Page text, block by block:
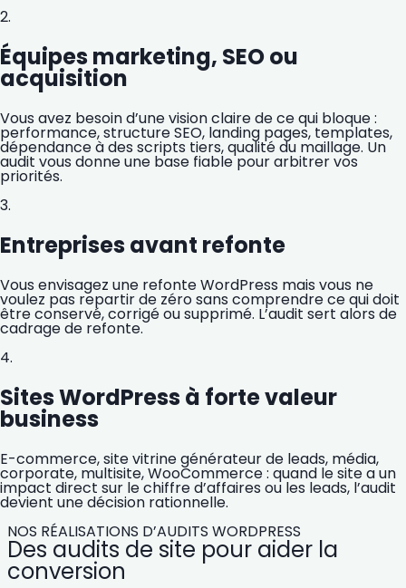
2.
Équipes marketing, SEO ou
acquisition
Vous avez besoin d’une vision claire de ce qui bloque :
performance, structure SEO, landing pages, templates,
dépendance à des scripts tiers, qualité du maillage. Un
audit vous donne une base fiable pour arbitrer vos
priorités.
3.
Entreprises avant refonte
Vous envisagez une refonte WordPress mais vous ne
voulez pas repartir de zéro sans comprendre ce qui doit
être conservé, corrigé ou supprimé. L’audit sert alors de
cadrage de refonte.
4.
Sites WordPress à forte valeur
business
E-commerce, site vitrine générateur de leads, média,
corporate, multisite, WooCommerce : quand le site a un
impact direct sur le chiffre d’affaires ou les leads, l’audit
devient une décision rationnelle.
NOS RÉALISATIONS D’AUDITS WORDPRESS
Des audits de site pour aider la
conversion